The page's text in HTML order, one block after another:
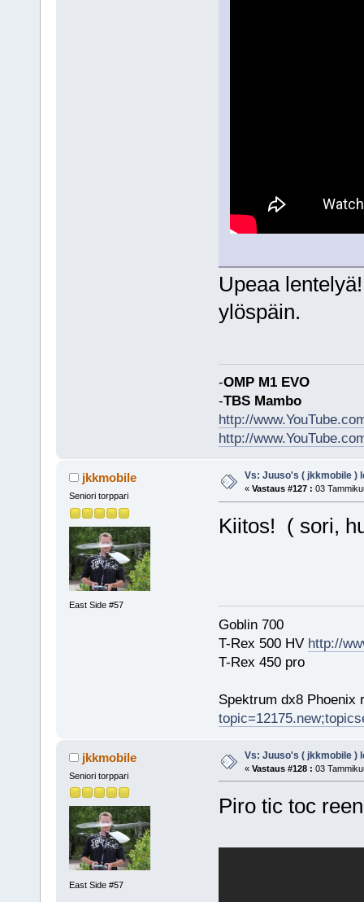
Upeaa
ylöspäin.
-OMP M1 EVO
-TBS Mambo
http://
http://
jkkmobile
Seniori torppari
East Side #57
Vs: Juuso's ( jkkmobile )
« Vastaus #127 : 03
Kiitos! ( sori,
Goblin 700
T-Rex 500 HV http://
T-Rex 450 pro
Spektrum dx8 Phoenix
jkkmobile
Seniori torppari
East Side #57
Vs: Juuso's ( jkkmobile )
« Vastaus #128 : 03
Piro tic toc